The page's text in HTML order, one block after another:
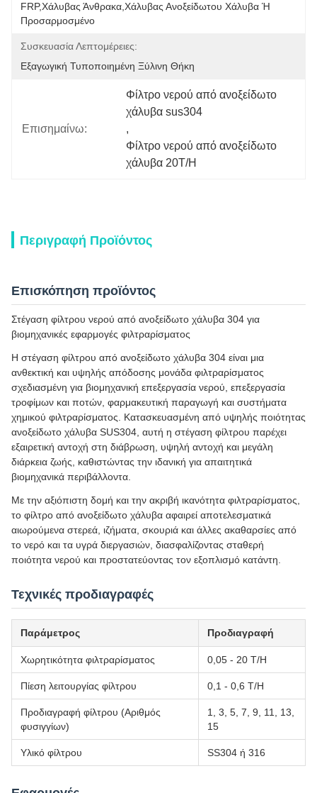
FRP,χάλυβας Άνθρακα,χάλυβας Ανοξείδωτου Χάλυβα Ή
Προσαρμοσμένο
Συσκευασία Λεπτομέρειες:
Εξαγωγική Τυποποιημένη Ξύλινη Θήκη
Επισημαίνω:
Φίλτρο νερού από ανοξείδωτο
χάλυβα sus304
,
Φίλτρο νερού από ανοξείδωτο
χάλυβα 20T/H
Περιγραφή Προϊόντος
Επισκόπηση προϊόντος
Στέγαση φίλτρου νερού από ανοξείδωτο χάλυβα 304 για
βιομηχανικές εφαρμογές φιλτραρίσματος
Η στέγαση φίλτρου από ανοξείδωτο χάλυβα 304 είναι μια
ανθεκτική και υψηλής απόδοσης μονάδα φιλτραρίσματος
σχεδιασμένη για βιομηχανική επεξεργασία νερού, επεξεργασία
τροφίμων και ποτών, φαρμακευτική παραγωγή και συστήματα
χημικού φιλτραρίσματος. Κατασκευασμένη από υψηλής ποιότητας
ανοξείδωτο χάλυβα SUS304, αυτή η στέγαση φίλτρου παρέχει
εξαιρετική αντοχή στη διάβρωση, υψηλή αντοχή και μεγάλη
διάρκεια ζωής, καθιστώντας την ιδανική για απαιτητικά
βιομηχανικά περιβάλλοντα.
Με την αξιόπιστη δομή και την ακριβή ικανότητα φιλτραρίσματος,
το φίλτρο από ανοξείδωτο χάλυβα αφαιρεί αποτελεσματικά
αιωρούμενα στερεά, ιζήματα, σκουριά και άλλες ακαθαρσίες από
το νερό και τα υγρά διεργασιών, διασφαλίζοντας σταθερή
ποιότητα νερού και προστατεύοντας τον εξοπλισμό κατάντη.
Τεχνικές προδιαγραφές
Παράμετρος Προδιαγραφή
Χωρητικότητα φιλτραρίσματος 0,05 - 20 T/H
Πίεση λειτουργίας φίλτρου 0,1 - 0,6 T/H
Προδιαγραφή φίλτρου (Αριθμός
φυσιγγίων)
1, 3, 5, 7, 9, 11, 13,
15
Υλικό φίλτρου SS304 ή 316